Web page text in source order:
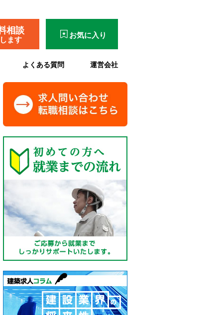
相談
ます お気に入り
よくある質問 運営会社